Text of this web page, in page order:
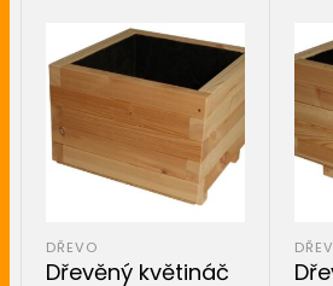
DŘEVO
Dřevěný květináč